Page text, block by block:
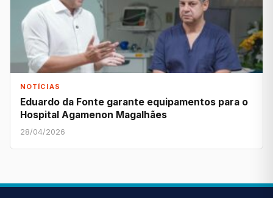
NOTÍCIAS
Eduardo da Fonte garante equipamentos para o
Hospital Agamenon Magalhães
28/04/2026